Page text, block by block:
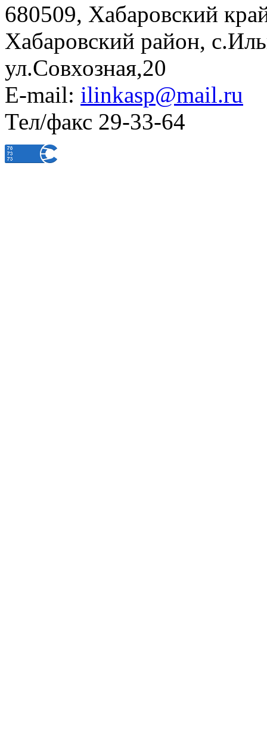
680509, Хабаровский
Хабаровский район,
ул.Совхозная,20
E-mail: ilinkasp@mail.ru
Тел/факс 29-33-64